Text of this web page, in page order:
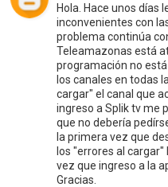
Hola. Hace unos días
inconvenientes con
problema continúa
Teleamazonas está
programación no
los canales en todas
cargar" el canal que
ingreso a Splik tv me
que no debería
la primera vez que
los "errores al
vez que ingreso a la
Gracias.